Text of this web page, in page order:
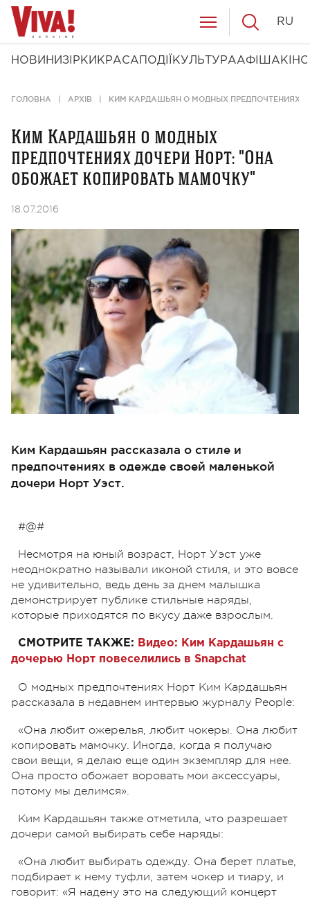
НОВИНИ ЗІРКИ КРАСА ПОДІЇ КУЛЬТУРААФІША КІНО
RU
ГОЛОВНА АРХІВ КИМ КАРДАШЬЯН О МОДНЫХ ПРЕДПОЧТЕНИЯХ
Ким Кардашьян о модных
предпочтениях дочери Норт: "Она
обожает копировать мамочку"
18.07.2016
Ким Кардашьян рассказала о стиле и
предпочтениях в одежде своей маленькой
дочери Норт Уэст.
#@#
Несмотря на юный возраст, Норт Уэст уже
неоднократно называли иконой стиля, и это вовсе
не удивительно, ведь день за днем малышка
демонстрирует публике стильные наряды,
которые приходятся по вкусу даже взрослым.
СМОТРИТЕ ТАКЖЕ: Видео: Ким Кардашьян с
дочерью Норт повеселились в Snapchat
О модных предпочтениях Норт Ким Кардашьян
рассказала в недавнем интервью журналу People:
«Она любит ожерелья, любит чокеры. Она любит
копировать мамочку. Иногда, когда я получаю
свои вещи, я делаю еще один экземпляр для нее.
Она просто обожает воровать мои аксессуары,
потому мы делимся».
Ким Кардашьян также отметила, что разрешает
дочери самой выбирать себе наряды:
«Она любит выбирать одежду. Она берет платье,
подбирает к нему туфли, затем чокер и тиару, и
говорит: «Я надену это на следующий концерт